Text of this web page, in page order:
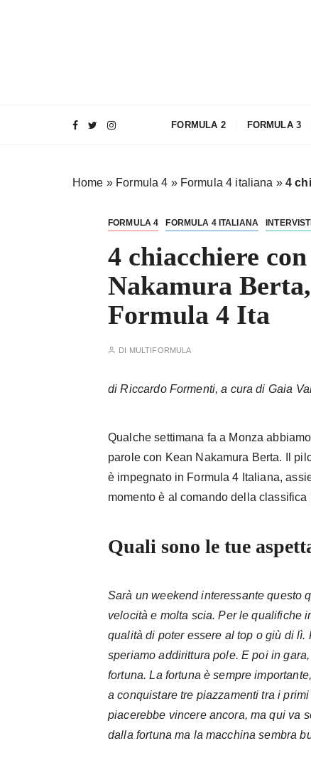
FORMULA 2 FORMULA 3
Home » Formula 4 » Formula 4 italiana »4
FORMULA 4 FORMULA 4 ITALIANA
4 chiacchiere
Nakamura
Formula 4 Ita
DI MULTIFORMULA
di Riccardo Formenti, a cura di Gaia
Qualche settimana fa a Monza
parole con Kean Nakamura Berta. Il
è impegnato in Formula 4 Italiana,
momento è al comando della classifica
Quali sono le tue
Sarà un weekend interessante questo
velocità e molta scia. Per le qualifiche
qualità di poter essere al top o giù di lì.
speriamo addirittura pole. E poi in
fortuna. La fortuna è sempre
a conquistare tre piazzamenti tra i
piacerebbe vincere ancora, ma qui va
dalla fortuna ma la macchina sembra